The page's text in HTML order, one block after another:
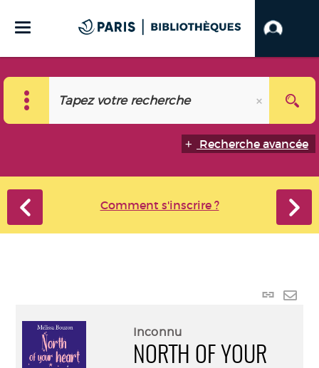
Recherche avancée
Comment s'inscrire ?
Lien
Inconnu
NORTH OF YOUR